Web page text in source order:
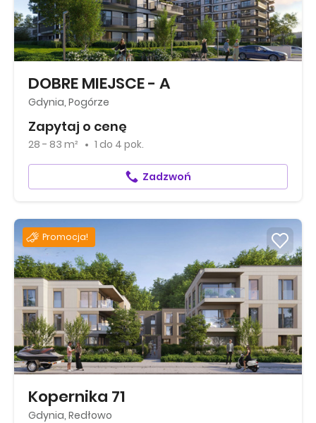
DOBRE MIEJSCE - A
Gdynia, Pogórze
Zapytaj o cenę
28 - 83 m² 1 do 4 pok.
Zadzwoń
Promocja!
Kopernika 71
Gdynia, Redłowo